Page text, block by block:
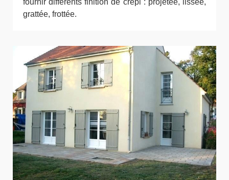
fournir différents finition de crépi : projetée, lissée,
grattée, frottée.